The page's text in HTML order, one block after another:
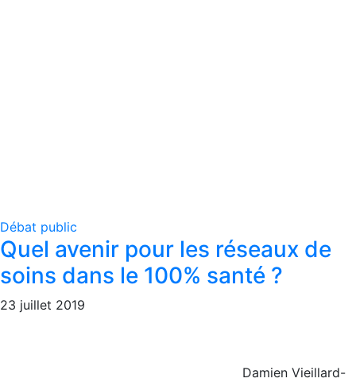
Débat public
Quel avenir pour les réseaux de
soins dans le 100% santé ?
23 juillet 2019
Damien Vieillard-